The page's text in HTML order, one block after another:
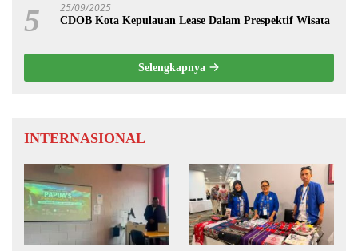
5 25/09/2025
CDOB Kota Kepulauan Lease Dalam Prespektif Wisata
Selengkapnya
INTERNASIONAL